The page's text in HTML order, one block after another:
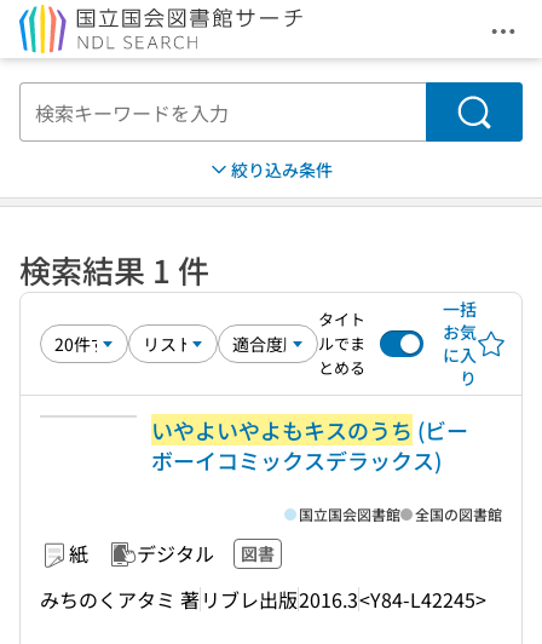
メ
検索
絞り込み条件
検索結果 1 件
タイト
ルでま
とめる
一括
お気
に入
り
いやよいやよもキスのうち (ビー
ボーイコミックスデラックス)
紙 デジタル 図書
みちのくアタミ 著リブレ出版2016.3<Y84-L42245>
国立国会図書館 全国の図書館